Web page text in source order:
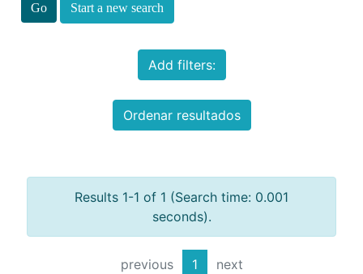
Start a new search
Add filters:
Ordenar resultados
Results 1-1 of 1 (Search time: 0.001
seconds).
previous 1 next